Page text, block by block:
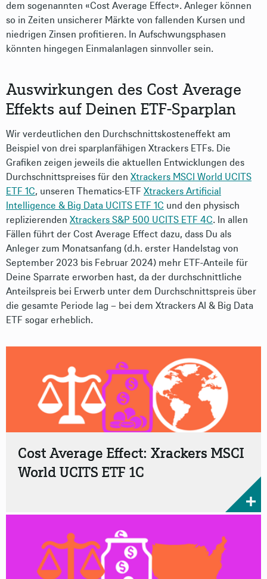
dem sogenannten «Cost Average Effect». Anleger können
so in Zeiten unsicherer Märkte von fallenden Kursen und
niedrigen Zinsen profitieren. In Aufschwungsphasen
könnten hingegen Einmalanlagen sinnvoller sein.
Auswirkungen des Cost Average
Effekts auf Deinen ETF-Sparplan
Wir verdeutlichen den Durchschnittskosteneffekt am
Beispiel von drei sparplanfähigen Xtrackers ETFs. Die
Grafiken zeigen jeweils die aktuellen Entwicklungen des
Durchschnittspreises für den Xtrackers MSCI World UCITS
ETF 1C, unseren Thematics-ETF Xtrackers Artificial
Intelligence & Big Data UCITS ETF 1C und den physisch
replizierenden Xtrackers S&P 500 UCITS ETF 4C. In allen
Fällen führt der Cost Average Effect dazu, dass Du als
Anleger zum Monatsanfang (d.h. erster Handelstag von
September 2023 bis Februar 2024) mehr ETF-Anteile für
Deine Sparrate erworben hast, da der durchschnittliche
Anteilspreis bei Erwerb unter dem Durchschnittspreis über
die gesamte Periode lag – bei dem Xtrackers AI & Big Data
ETF sogar erheblich.
Cost Average Effect: Xrackers MSCI
World UCITS ETF 1C